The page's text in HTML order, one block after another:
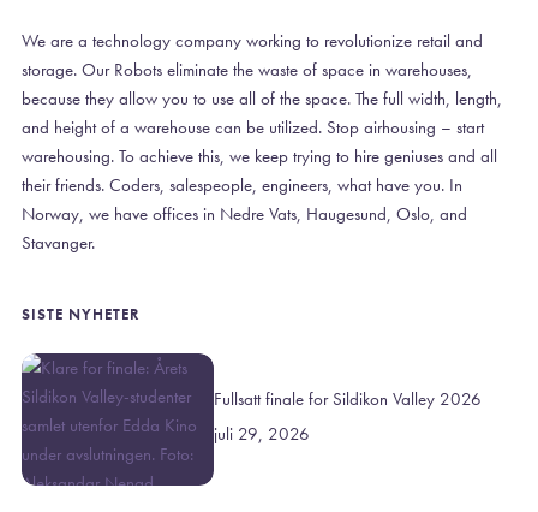
We are a technology company working to revolutionize retail and
storage. Our Robots eliminate the waste of space in warehouses,
because they allow you to use all of the space. The full width, length,
and height of a warehouse can be utilized. Stop airhousing – start
warehousing. To achieve this, we keep trying to hire geniuses and all
their friends. Coders, salespeople, engineers, what have you. In
Norway, we have offices in Nedre Vats, Haugesund, Oslo, and
Stavanger.
SISTE NYHETER
Fullsatt finale for Sildikon Valley 2026
juli 29, 2026